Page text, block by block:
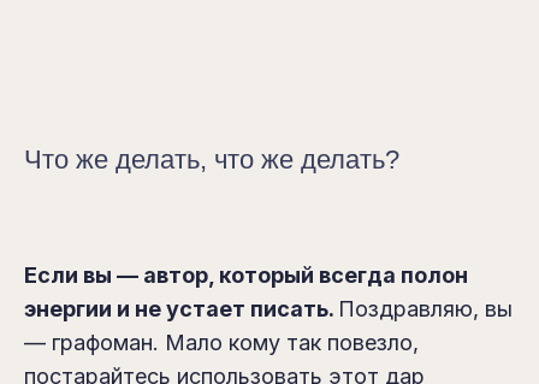
Что же делать, что же делать?
Если вы — автор, который всегда полон
энергии и неустает писать. Поздравляю, вы
— графоман. Мало кому так повезло,
постарайтесь использовать этот дар